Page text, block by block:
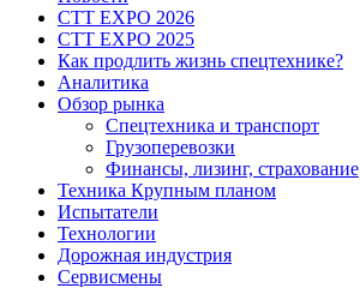
CTT EXPO 2026
CTT EXPO 2025
Как продлить жизнь спецтехнике?
Аналитика
Обзор рынка
Спецтехника и транспорт
Грузоперевозки
Финансы, лизинг, страхование
Техника Крупным планом
Испытатели
Технологии
Дорожная индустрия
Сервисмены